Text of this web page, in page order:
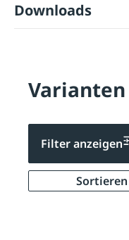
Downloads
Varianten
Filter anzeigen